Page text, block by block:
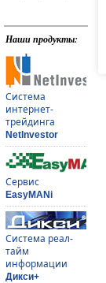
Наши продукты:
Система
интернет-
трейдинга
NetInvestor
Сервис
EasyMANi
Система реал-
тайм
информации
Дикси+